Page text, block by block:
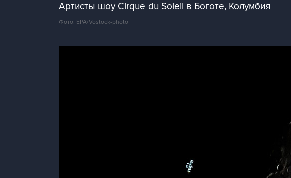
Артисты шоу Cirque du Soleil в Боготе, Колумбия
Фото: EPA/Vostock-photo